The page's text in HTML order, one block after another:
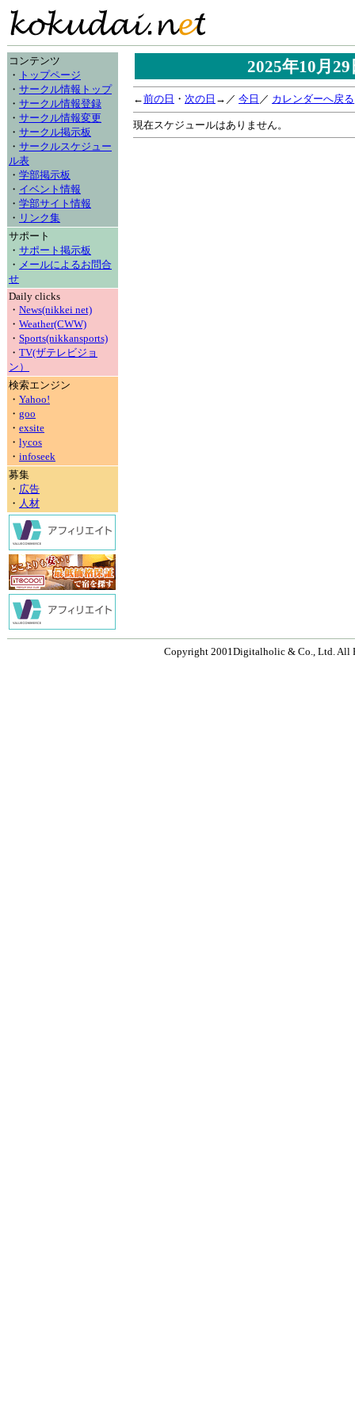
コンテンツ
・ トップページ
・ サークル情報トップ
・ サークル情報登録
・ サークル情報変更
・ サークル掲示板
・ サークルスケジュー
ル表
・ 学部掲示板
・ イベント情報
・ 学部サイト情報
・ リンク集
サポート
・ サポート掲示板
・ メールによるお問合
せ
Daily clicks
・ News(nikkei net)
・ Weather(CWW)
・ Sports(nikkansports)
・ TV(ザテレビジョ
ン）
検索エンジン
・ Yahoo!
・ goo
・ exsite
・ lycos
・ infoseek
募集
・ 広告
・ 人材
2025年10月
←前の日 ・ 次の日 →／ 今日 ／ カレンダーへ戻る
現在スケジュールはありません。
Copyright 2001Digitalholic & Co., Ltd. All